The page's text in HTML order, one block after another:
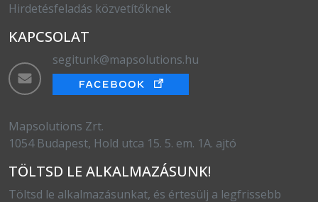
Hirdetésfeladás közvetítőknek
KAPCSOLAT
segitunk@mapsolutions.hu
Mapsolutions Zrt.
1054 Budapest, Hold utca 15. 5. em. 1A. ajtó
TÖLTSD LE ALKALMAZÁSUNK!
Töltsd le alkalmazásunkat, és értesülj a legfrissebb